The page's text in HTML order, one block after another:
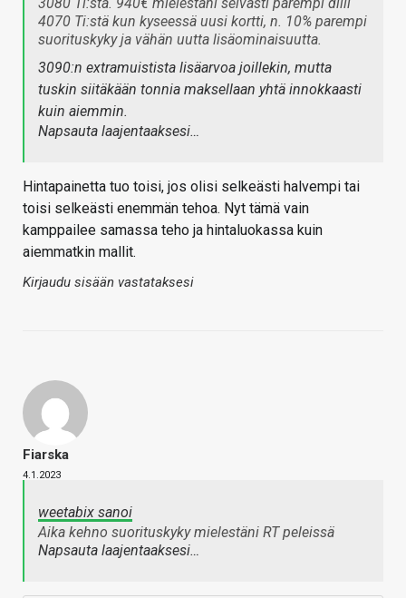
4070 Ti:stä kun kyseessä uusi kortti, n. 10% parempi
suorituskyky ja vähän uutta lisäominaisuutta.
3090:n extramuistista lisäarvoa joillekin, mutta
tuskin siitäkään tonnia maksellaan yhtä innokkaasti
kuin aiemmin.
Napsauta laajentaaksesi…
Hintapainetta tuo toisi, jos olisi selkeästi halvempi tai
toisi selkeästi enemmän tehoa. Nyt tämä vain
kamppailee samassa teho ja hintaluokassa kuin
aiemmatkin mallit.
Kirjaudu sisään vastataksesi
Fiarska
4.1.2023
weetabix sanoi
Aika kehno suorituskyky mielestäni RT peleissä
Napsauta laajentaaksesi…